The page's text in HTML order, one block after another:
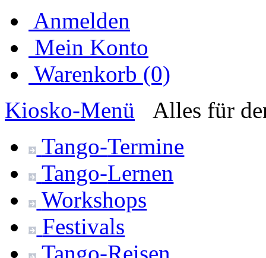
Anmelden
Mein Konto
Warenkorb (0)
Kiosko-Menü
Alles für
Tango-Termine
Tango-Lernen
Workshops
Festivals